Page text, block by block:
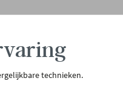
winkel
technieken.